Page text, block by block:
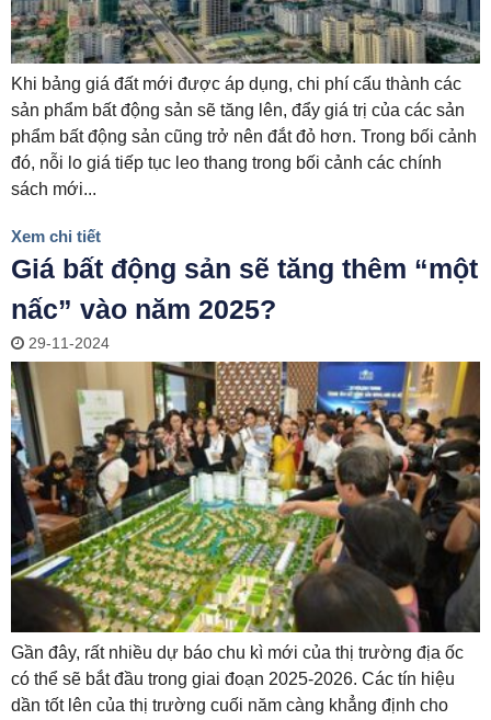
Khi bảng giá đất mới được áp dụng, chi phí cấu thành các
sản phẩm bất động sản sẽ tăng lên, đẩy giá trị của các sản
phẩm bất động sản cũng trở nên đắt đỏ hơn. Trong bối cảnh
đó, nỗi lo giá tiếp tục leo thang trong bối cảnh các chính
sách mới...
Xem chi tiết
Giá bất động sản sẽ tăng thêm “một
nấc” vào năm 2025?
29-11-2024
Gần đây, rất nhiều dự báo chu kì mới của thị trường địa ốc
có thể sẽ bắt đầu trong giai đoạn 2025-2026. Các tín hiệu
dần tốt lên của thị trường cuối năm càng khẳng định cho